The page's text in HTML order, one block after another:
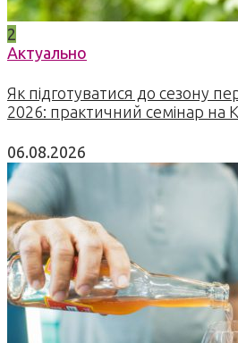
2
Актуально
Як підготуватися до сезону
2026: практичний семінар на
06.08.2026